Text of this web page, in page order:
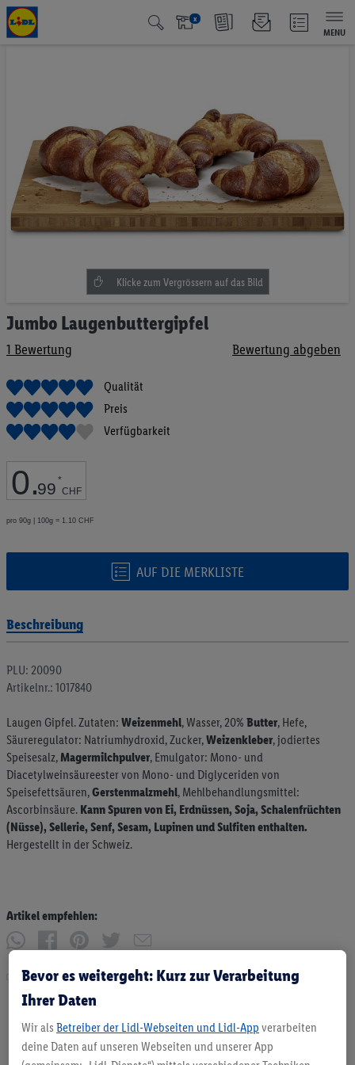
x
MENU
Jumbo Laugenbuttergipfel
1 Bewertung Bewertung abgeben
Qualität
Preis
Verfügbarkeit
0.99 *
CHF
pro 90g | 100g = 1.10 CHF
AUF DIE MERKLISTE
Zum
Anfang
der
springen
Beschreibung
PLU: 20090
Artikelnr.: 1017840
Laugen Gipfel. Zutaten: Weizenmehl, Wasser, 20% Butter, Hefe,
Säureregulator: Natriumhydroxid, Zucker,Weizenkleber, jodiertes
Speisesalz, Magermilchpulver, Emulgator: Mono- und
Diacetylweinsäureester von Mono- und Diglyceriden von
Speisefettsäuren,Gerstenmalzmehl, Mehlbehandlungsmittel:
Ascorbinsäure. Kann Spuren von Ei, Erdnüssen, Soja, Schalenfrüchten
(Nüsse), Sellerie, Senf, Sesam, Lupinen und Sulfiten enthalten.
Hergestellt in der Schweiz.
Artikel empfehlen:
Drucken
Bevor es weitergeht: Kurz zur Verarbeitung
Ihrer Daten
Wir als Betreiber der Lidl-Webseiten und Lidl-App verarbeiten
deine Daten auf unseren Webseiten und unserer App